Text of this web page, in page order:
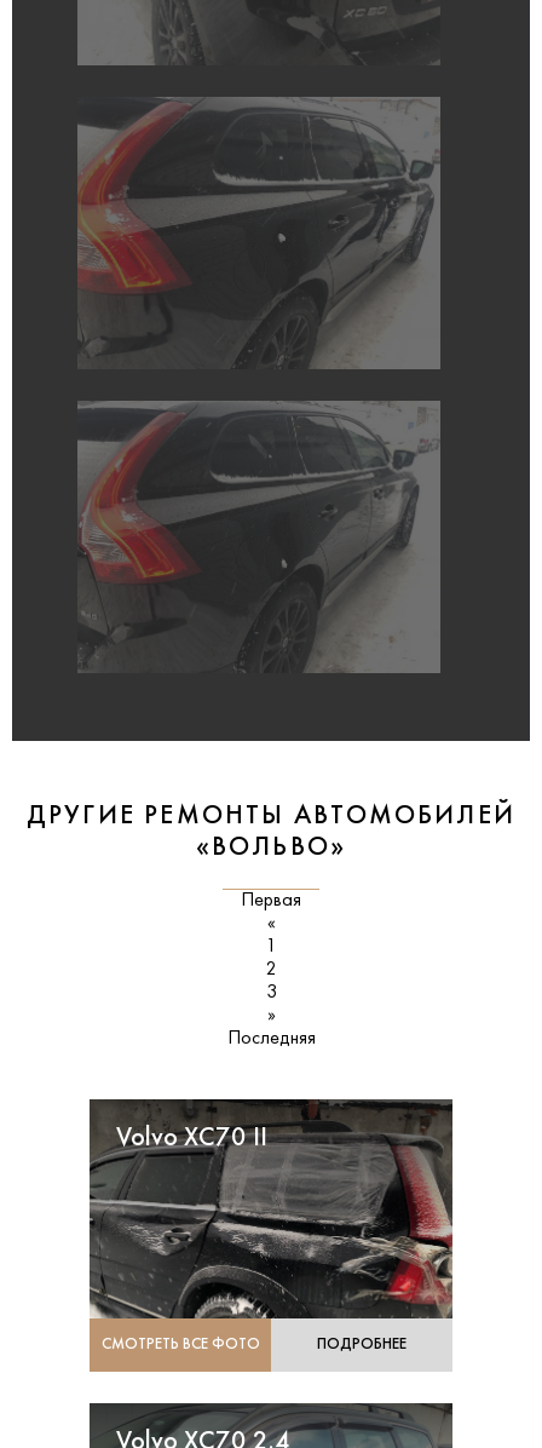
ДРУГИЕ РЕМОНТЫ АВТОМОБИЛЕЙ
«ВОЛЬВО»
Первая
«
2
3
»
Последняя
Volvo XC70 II
СМОТРЕТЬ ВСЕ ФОТО ПОДРОБНЕЕ
Volvo XC70 2.4